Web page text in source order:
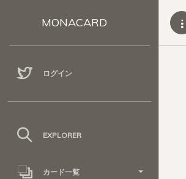
MONACARD
ログイン
EXPLORER
カード一覧